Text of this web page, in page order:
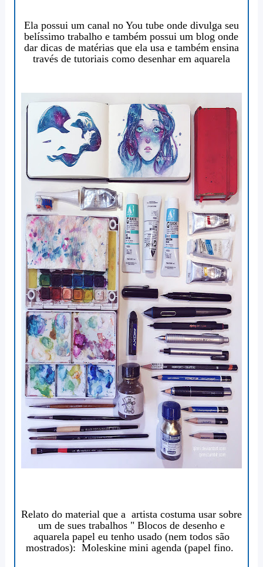
Ela possui um canal no You tube onde divulga seu
belíssimo trabalho e também possui um blog onde
dar dicas de matérias que ela usa e também ensina
través de tutoriais como desenhar em aquarela
Relato do material que a artista costuma usar sobre
um de sues trabalhos " Blocos de desenho e
aquarela papel eu tenho usado (nem todos são
mostrados): Moleskine mini agenda (papel fino.